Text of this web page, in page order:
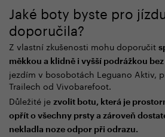
Jaké boty byste pro
doporučila?
Z vlastní zkušenosti mohu doporučit
měkkou a klidně i vyšší podrážkou
jezdím v bosobotách Leguano Aktiv,
Trailech od Vivobarefoot.
Důležité je zvolit botu, která je
opřít o všechny prsty a zároveň
nekladla noze odpor při odrazu.